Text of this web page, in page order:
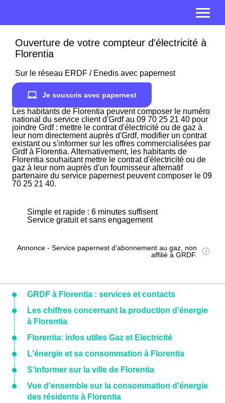
Ouverture de votre compteur d'électricité à
Florentia
Sur le réseau ERDF / Enedis avec papernest
Je souscris avec papernest
Les habitants de Florentia peuvent composer le numéro
national du service client d'Grdf au 09 70 25 21 40 pour
joindre Grdf : mettre le contrat d'électricité ou de gaz à
leur nom directement auprès d'Grdf, modifier un contrat
existant ou s'informer sur les offres commercialisées par
Grdf à Florentia. Alternativement, les habitants de
Florentia souhaitant mettre le contrat d'électricité ou de
gaz à leur nom auprès d'un fournisseur alternatif
partenaire du service papernest peuvent composer le 09
70 25 21 40.
Simple et rapide : 6 minutes suffisent
Service gratuit et sans engagement
Annonce - Service papernest d'abonnement au gaz, non
affilié à GRDF.
GRDF à Florentia : services et contacts
Les chiffres concernant la production d'énergie
à Florentia
Florentia: infos utiles Gaz et Electricité
L'énergie et sa consommation à Florentia
S'informer sur la ville de Florentia
Vue d'ensemble sur la consommation d'énergie
des résidents à Florentia